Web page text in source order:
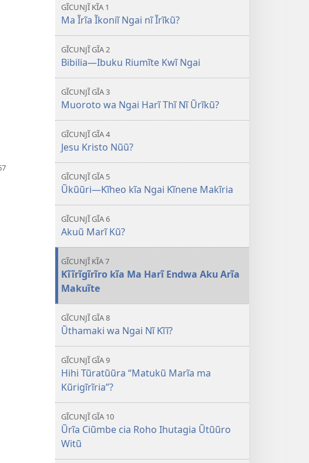
GĨCUNJĨ KĨA 1
Ma Ĩrĩa Ĩkoniĩ Ngai nĩ Ĩrĩkũ?
GĨCUNJĨ GĨA 2
Bibilia—Ibuku Riumĩte Kwĩ Ngai
GĨCUNJĨ GĨA 3
Muoroto wa Ngai Harĩ Thĩ Nĩ Ũrĩkũ?
GĨCUNJĨ GĨA 4
Jesu Kristo Nũũ?
GĨCUNJĨ GĨA 5
Ũkũũri​—Kĩheo kĩa Ngai Kĩnene Makĩria
GĨCUNJĨ GĨA 6
Akuũ Marĩ Kũ?
GĨCUNJĨ KĨA 7
Kĩĩrĩgĩrĩro kĩa Ma Harĩ Endwa Aku Arĩa
Makuĩte
GĨCUNJĨ GĨA 8
Ũthamaki wa Ngai Nĩ Kĩĩ?
GĨCUNJĨ GĨA 9
Hihi Tũratũũra “Matukũ Marĩa ma
Kũrigĩrĩria”?
GĨCUNJĨ GĨA 10
Ũrĩa Ciũmbe cia Roho Ihutagia Ũtũũro
Witũ